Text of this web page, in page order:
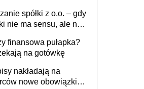
spółki z o.o. – gdy
nie ma sensu, ale nie
finansowa pułapka?
na gotówkę
nakładają na
nowe obowiązki w